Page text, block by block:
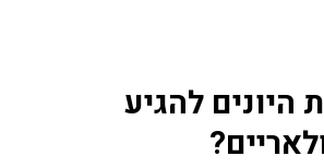
להגיע